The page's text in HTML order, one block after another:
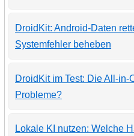
DroidKit: Android-Daten
Systemfehler beheben
DroidKit im Test: Die All-in-
Probleme?
Lokale KI nutzen: Welche